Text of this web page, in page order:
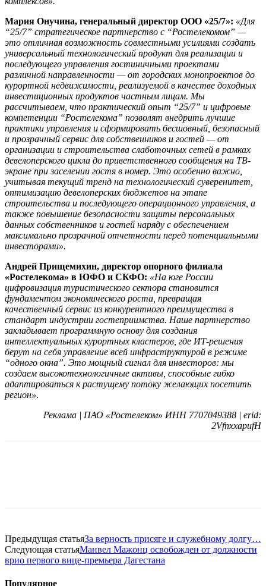
Мария Онучина, генеральный директор ООО «25/7»: «Для
“25/7” стратегическое партнерство с “Ростелекомом” —
это отличная возможность совместными усилиями создать
универсальный технологический продукт для реализации и
последующего управления гостиничными проектами
различной направленности — от городских монопроектов до
курортной недвижимости, реализуемой в качестве доходных
инвестиционных продуктов частным лицам. Мы
рассчитываем, что практический опыт “25/7” и цифровые
компетенции “Ростелекома” позволят внедрить лучшие
практики управления и сформировать бесшовный, безопасный
и прозрачный сервис для собственников и гостей — от
организации и строительства слаботочных сетей в рамках
девелоперского цикла до приветственного сообщения на ТВ-
экране при заселении гостя в номер. Это особенно важно,
учитывая текущий тренд на технологический суверенитет,
оптимизацию девелоперских бюджетов на этапе
строительства и последующего операционного управления, а
также повышение безопасности защиты персональных
данных собственников и гостей наряду с обеспечением
максимально прозрачной отчетности перед потенциальными
инвесторами».
Андрей Прищемихин, директор опорного филиала
«Ростелекома» в ЮФО и СКФО: «На юге России
цифровизация туристического сектора становится
фундаментом экономического роста, превращая
качественный сервис из конкурентного преимущества в
стандарт индустрии гостеприимства. Наше партнерство
закладывает программную основу для создания
интеллектуальных курортных кластеров, где ИТ-решения
берут на себя управление всей инфраструктурой в режиме
“одного окна”. Это мощный сигнал для инвесторов: мы
создаем высокотехнологичные активы, способные гибко
адаптироваться к растущему потоку желающих посетить
регион».
Реклама | ПАО «Ростелеком» ИНН 7707049388 | erid:
2VfnxxapufH
Предыдущая статьяЗа верность присяге и служебному долгу…
Следующая статьяМанвел Мажонц освобожден от должности
врио первого вице-премьера Дагестана
Популярное